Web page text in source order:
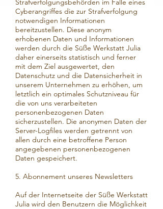
Strafverfolgungsbehörden im Falle eines
Cyberangriffes die zur Strafverfolgung
notwendigen Informationen
bereitzustellen. Diese anonym
erhobenen Daten und Informationen
werden durch die Süße Werkstatt Julia
daher einerseits statistisch und ferner
mit dem Ziel ausgewertet, den
Datenschutz und die Datensicherheit in
unserem Unternehmen zu erhöhen, um
letztlich ein optimales Schutzniveau für
die von uns verarbeiteten
personenbezogenen Daten
sicherzustellen. Die anonymen Daten der
Server-Logfiles werden getrennt von
allen durch eine betroffene Person
angegebenen personenbezogenen
Daten gespeichert.
5. Abonnement unseres Newsletters
Auf der Internetseite der Süße Werkstatt
Julia wird den Benutzern die Möglichkeit